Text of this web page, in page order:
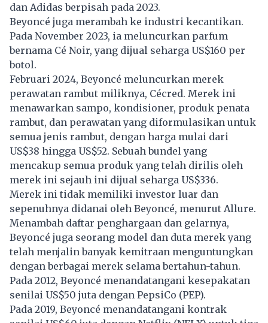
dan Adidas berpisah pada 2023.
Beyoncé juga merambah ke industri kecantikan.
Pada November 2023, ia meluncurkan parfum
bernama Cé Noir, yang dijual seharga US$160 per
botol.
Februari 2024, Beyoncé meluncurkan merek
perawatan rambut miliknya, Cécred. Merek ini
menawarkan sampo, kondisioner, produk penata
rambut, dan perawatan yang diformulasikan untuk
semua jenis rambut, dengan harga mulai dari
US$38 hingga US$52. Sebuah bundel yang
mencakup semua produk yang telah dirilis oleh
merek ini sejauh ini dijual seharga US$336.
Merek ini tidak memiliki investor luar dan
sepenuhnya didanai oleh Beyoncé, menurut Allure.
Menambah daftar penghargaan dan gelarnya,
Beyoncé juga seorang model dan duta merek yang
telah menjalin banyak kemitraan menguntungkan
dengan berbagai merek selama bertahun-tahun.
Pada 2012, Beyoncé menandatangani kesepakatan
senilai US$50 juta dengan PepsiCo (PEP).
Pada 2019, Beyoncé menandatangani kontrak